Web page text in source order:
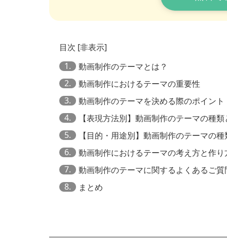
目次 [非表示]
1.
動画制作のテーマとは？
2.
動画制作におけるテーマの重要性
3.
動画制作のテーマを決める際のポイント
4.
【表現方法別】動画制作のテーマの種
5.
【目的・用途別】動画制作のテーマの
6.
動画制作におけるテーマの考え方と作り
7.
動画制作のテーマに関するよくあるご質
8.
まとめ